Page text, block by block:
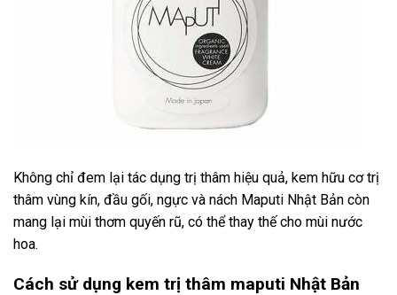
Không chỉ đem lại tác dụng trị thâm hiệu quả, kem hữu cơ trị
thâm vùng kín, đầu gối, ngực và nách Maputi Nhật Bản còn
mang lại mùi thơm quyến rũ, có thể thay thế cho mùi nước
hoa.
Cách sử dụng kem trị thâm maputi Nhật Bản